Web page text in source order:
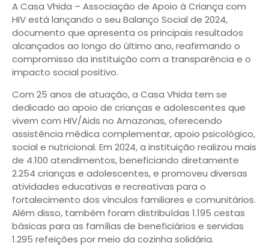
A Casa Vhida – Associação de Apoio à Criança com
HIV está lançando o seu Balanço Social de 2024,
documento que apresenta os principais resultados
alcançados ao longo do último ano, reafirmando o
compromisso da instituição com a transparência e o
impacto social positivo.
Com 25 anos de atuação, a Casa Vhida tem se
dedicado ao apoio de crianças e adolescentes que
vivem com HIV/Aids no Amazonas, oferecendo
assistência médica complementar, apoio psicológico,
social e nutricional. Em 2024, a instituição realizou mais
de 4.100 atendimentos, beneficiando diretamente
2.254 crianças e adolescentes, e promoveu diversas
atividades educativas e recreativas para o
fortalecimento dos vínculos familiares e comunitários.
Além disso, também foram distribuídas 1.195 cestas
básicas para as famílias de beneficiários e servidas
1.295 refeições por meio da cozinha solidária.